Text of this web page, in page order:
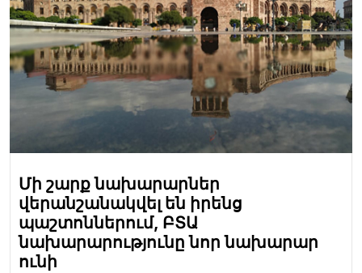
Մի շարք նախարարներ
վերանշանակվել են իրենց
պաշտոններում, ԲՏԱ
նախարարությունը նոր նախարար
ունի